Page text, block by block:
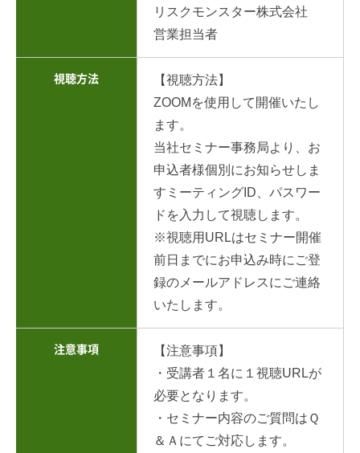
リスクモンスター株式会社
営業担当者
視聴方法
【視聴方法】
ZOOMを使用して開催いたし
ます。
当社セミナー事務局より、お
申込者様個別にお知らせしま
すミーティングID、パスワー
ドを入力して視聴します。
※視聴用URLはセミナー開催
前日までにお申込み時にご登
録のメールアドレスにご連絡
いたします。
注意事項
【注意事項】
・受講者１名に１視聴URLが
必要となります。
・セミナー内容のご質問はＱ
＆Ａにてご対応します。